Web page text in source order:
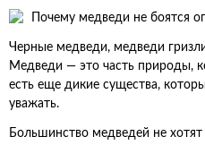
Черные медведи, медведи
Медведи — это часть природы,
есть еще дикие существа,
уважать.
Большинство медведей не